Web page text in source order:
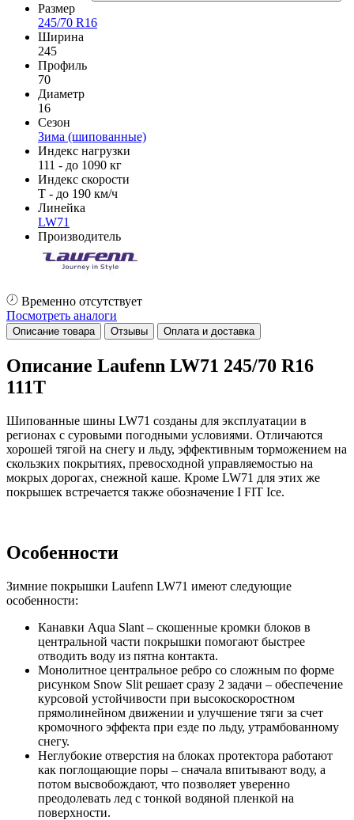
Размер
245/70 R16
Ширина
245
Профиль
70
Диаметр
16
Сезон
Зима (шипованные)
Индекс нагрузки
111 - до 1090 кг
Индекс скорости
T - до 190 км/ч
Линейка
LW71
Производитель
Временно отсутствует
Посмотреть аналоги
Описание товара Отзывы Оплата и доставка
Описание Laufenn LW71 245/70 R16
111T
Шипованные шины LW71 созданы для эксплуатации в
регионах с суровыми погодными условиями. Отличаются
хорошей тягой на снегу и льду, эффективным торможением на
скользких покрытиях, превосходной управляемостью на
мокрых дорогах, снежной каше. Кроме LW71 для этих же
покрышек встречается также обозначение I FIT Ice.
Особенности
Зимние покрышки Laufenn LW71 имеют следующие
особенности:
Канавки Aqua Slant – скошенные кромки блоков в
центральной части покрышки помогают быстрее
отводить воду из пятна контакта.
Монолитное центральное ребро со сложным по форме
рисунком Snow Slit решает сразу 2 задачи – обеспечение
курсовой устойчивости при высокоскоростном
прямолинейном движении и улучшение тяги за счет
кромочного эффекта при езде по льду, утрамбованному
снегу.
Неглубокие отверстия на блоках протектора работают
как поглощающие поры – сначала впитывают воду, а
потом высвобождают, что позволяет уверенно
преодолевать лед с тонкой водяной пленкой на
поверхности.